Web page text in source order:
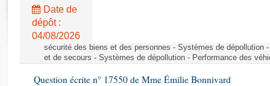
Rapports législatifs
Rapports sur l'application des lois
Baromètre de l’application des lois
Dossiers législatifs
Date de
dépôt :
04/08/2026
sécurité des biens et des personnes - Systèmes de dépollution
et de secours - Systèmes de dépollution - Performance des
Question écrite n° 17550 de Mme Émilie Bonnivard